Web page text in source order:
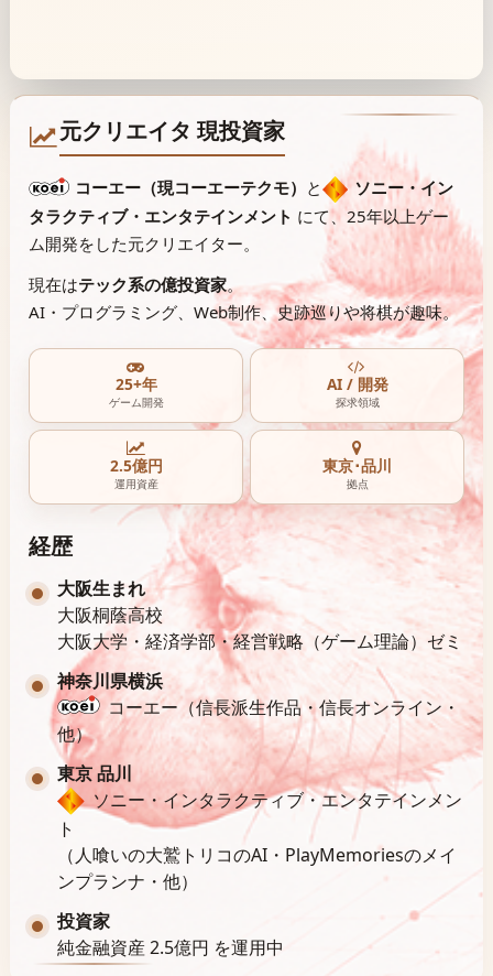
元クリエイタ 現投資家
コーエー（現コーエーテクモ） と
ソニー・イン
タラクティブ・エンタテインメント にて、25年以上ゲー
ム開発をした元クリエイター。
現在はテック系の億投資家。
AI・プログラミング、Web制作、史跡巡りや将棋が趣味。
25+年
ゲーム開発
AI / 開発
探求領域
2.5億円
運用資産
東京･品川
拠点
経歴
大阪生まれ
大阪桐蔭高校
大阪大学・経済学部・経営戦略（ゲーム理論）ゼミ
神奈川県横浜
コーエー（信長派生作品・信長オンライン・
他）
東京 品川
ソニー・インタラクティブ・エンタテインメン
ト
（人喰いの大鷲トリコのAI・PlayMemoriesのメイ
ンプランナ・他）
投資家
純金融資産 2.5億円 を運用中